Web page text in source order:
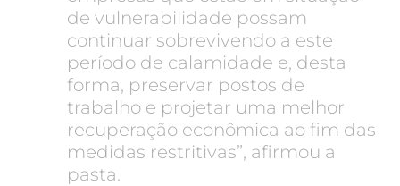
de vulnerabilidade possam
continuar sobrevivendo a este
período de calamidade e, desta
forma, preservar postos de
trabalho e projetar uma melhor
recuperação econômica ao fim das
medidas restritivas”, afirmou a
pasta.